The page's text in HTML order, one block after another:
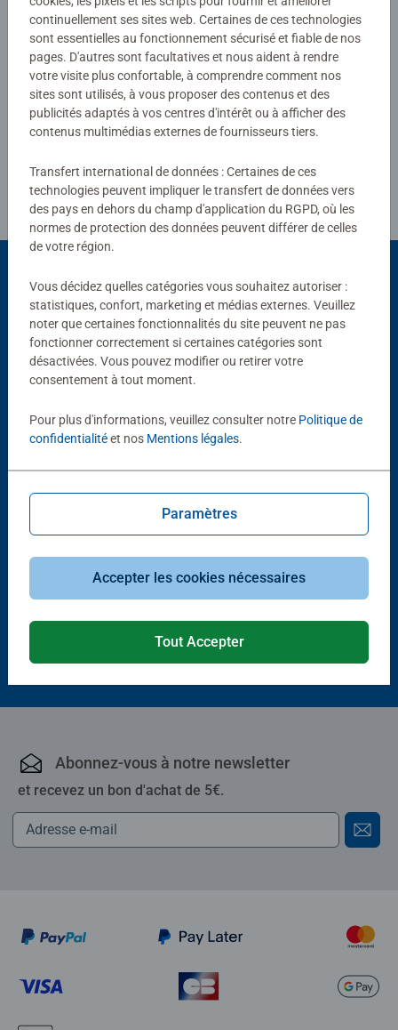
découvrir ce lieu dans les moindres détails.
0/0
Rédiger une évaluation
Choix populaires
D'autres personnes aiment aussi
La Communauté de l'anneau Les Deux Tours
Abonnez-vous à notre newsletter
et recevez un bon d'achat de 5€.
continuellement ses sites web. Certaines de ces technologies
sont essentielles au fonctionnement sécurisé et fiable de nos
pages. D'autres sont facultatives et nous aident à rendre
votre visite plus confortable, à comprendre comment nos
sites sont utilisés, à vous proposer des contenus et des
publicités adaptés à vos centres d'intérêt ou à afficher des
contenus multimédias externes de fournisseurs tiers.
Transfert international de données : Certaines de ces
technologies peuvent impliquer le transfert de données vers
des pays en dehors du champ d'application du RGPD, où les
normes de protection des données peuvent différer de celles
de votre région.
Vous décidez quelles catégories vous souhaitez autoriser :
statistiques, confort, marketing et médias externes. Veuillez
noter que certaines fonctionnalités du site peuvent ne pas
fonctionner correctement si certaines catégories sont
désactivées. Vous pouvez modifier ou retirer votre
consentement à tout moment.
Pour plus d'informations, veuillez consulter notre Politique de
confidentialitéet nos Mentions légales.
Paramètres
Accepter les cookies nécessaires
Tout Accepter